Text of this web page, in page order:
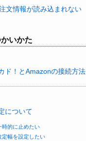
文情報が読み込まれない
いかた
ド！とAmazonの接続方法
について
時的に止めたい
定幅を設定したい